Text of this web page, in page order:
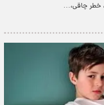
خطر چاقی،…